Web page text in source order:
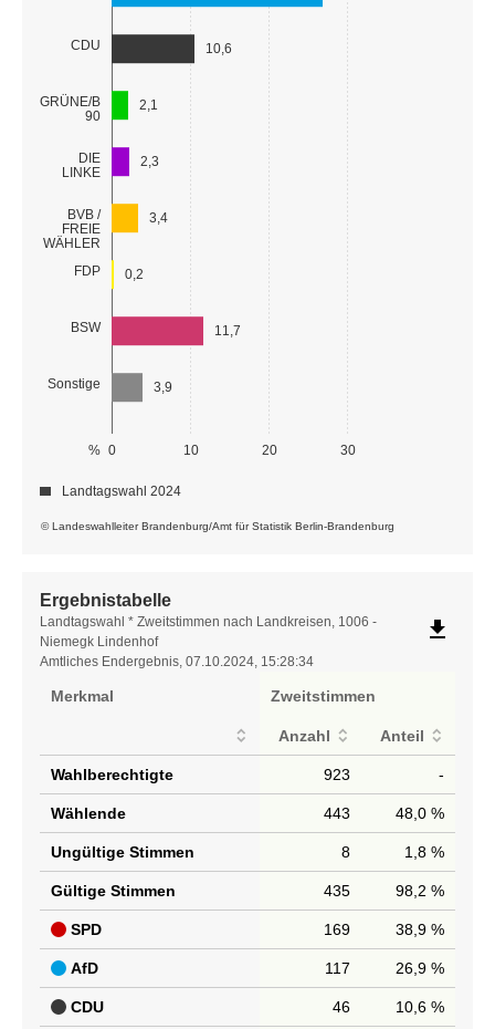
CDU
GRÜNE/B
90
DIE
LINKE
BVB /
FREIE
WÄHLER
FDP
BSW
Sonstige
0 10 20 30
%
10,6
2,1
2,3
3,4
0,2
11,7
3,9
© Landeswahlleiter Brandenburg/Amt für Statistik Berlin-Brandenburg
Landtagswahl 2024
Ergebnistabelle
Ergebnistabelle
Landtagswahl * Zweitstimmen nach Landkreisen, 1006 -
Niemegk Lindenhof
Amtliches Endergebnis, 07.10.2024, 15:28:34
file_download
Merkmal Zweitstimmen
Anzahl Anteil
Wahlberechtigte 923 -
Wählende 443 48,0 %
Ungültige Stimmen 8 1,8 %
Gültige Stimmen 435 98,2 %
SPD 169 38,9 %
AfD 117 26,9 %
CDU 46 10,6 %